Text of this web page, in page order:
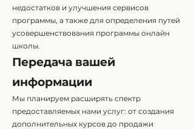
недостатков и улучшения сервисов
программы, а также для определения путей
усовершенствования программы онлайн
школы.
Передача вашей
информации
Мы планируем расширять спектр
предоставляемых нами услуг: от создания
дополнительных курсов до продажи